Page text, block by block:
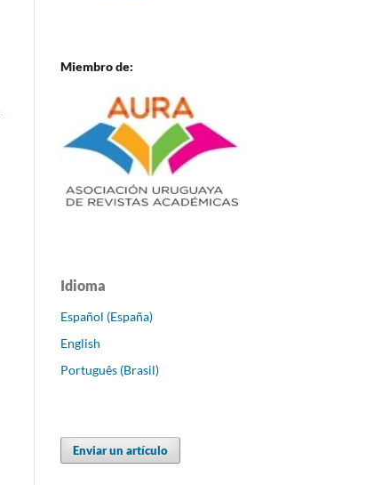
Miembro de:
Idioma
Español (España)
English
Português (Brasil)
Enviar un artículo